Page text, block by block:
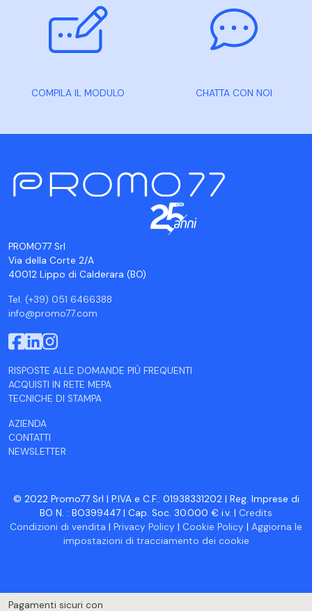
COMPILA IL MODULO CHATTA CON NOI
PROMO77 Srl
Via della Corte 2/A
40012 Lippo di Calderara (BO)
Tel. (+39) 051 6466388
info@promo77.com
RISPOSTE ALLE DOMANDE PIÙ FREQUENTI
ACQUISTI IN RETE MEPA
TECNICHE DI STAMPA
AZIENDA
CONTATTI
NEWSLETTER
© 2022 Promo77 Srl | P.IVA e C.F.: 01938331202 | Reg. Imprese di
BO N. : BO399447 | Cap. Soc. 30.000 € i.v. | Credits
Condizioni di vendita | Privacy Policy | Cookie Policy | Aggiorna le
impostazioni di tracciamento dei cookie
Pagamenti sicuri con